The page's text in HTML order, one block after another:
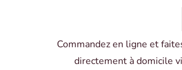
Commandez en ligne et
directement à domicile